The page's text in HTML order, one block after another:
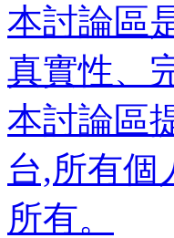
本討論區
真實性、
本討論區
台,所有個
所有。